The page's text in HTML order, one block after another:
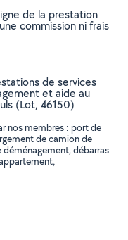
de la prestation
commission ni frais
de services
et aide au
(Lot, 46150)
nos membres : port de
de camion de
débarras